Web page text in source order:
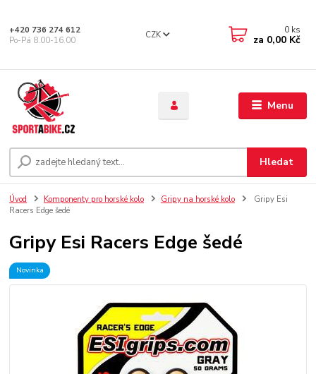
Menu
CZK
Hledat
+420 736 274 612
Po-Pá 8.00-16.00
0 ks
za 0,00 Kč
Úvod Komponenty pro horské kolo Gripy na horské kolo
Gripy Esi
Racers Edge šedé
Gripy Esi Racers Edge šedé
Novinka